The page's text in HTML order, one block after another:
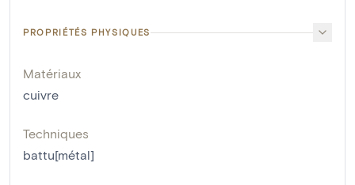
PROPRIÉTÉS PHYSIQUES
Matériaux
cuivre
Techniques
battu[métal]